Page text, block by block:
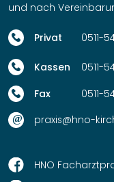
und nach
0511-
0511-
0511-
praxis@hno-
HNO